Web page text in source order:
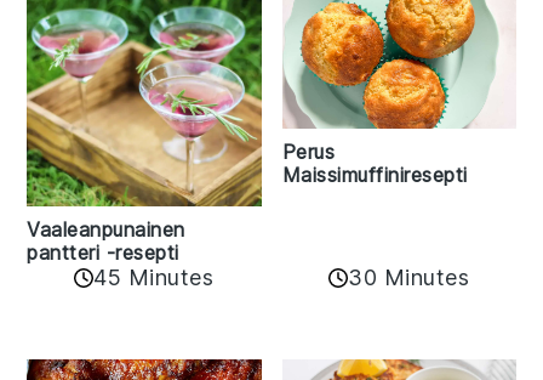
Vaaleanpunainen
pantteri -resepti
45 Minutes
Perus
Maissimuffiniresepti
30 Minutes